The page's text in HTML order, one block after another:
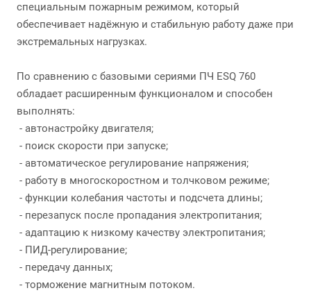
специальным пожарным режимом, который
обеспечивает надёжную и стабильную работу даже при
экстремальных нагрузках.
По сравнению с базовыми сериями ПЧ ESQ 760
обладает расширенным функционалом и способен
выполнять:
- автонастройку двигателя;
- поиск скорости при запуске;
- автоматическое регулирование напряжения;
- работу в многоскоростном и толчковом режиме;
- функции колебания частоты и подсчета длины;
- перезапуск после пропадания электропитания;
- адаптацию к низкому качеству электропитания;
- ПИД-регулирование;
- передачу данных;
- торможение магнитным потоком.